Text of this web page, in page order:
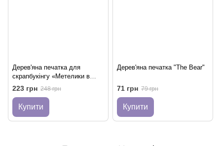
Дерев'яна печатка для
скрапбукінгу «Метелики в
Банці»
223 грн 248 грн
Купити
Дерев'яна печатка "The Bear"
71 грн 79 грн
Купити